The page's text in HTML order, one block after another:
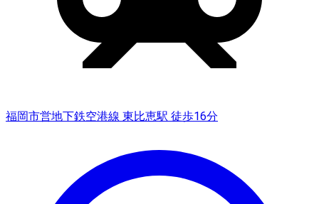
福岡市営地下鉄空港線 東比恵駅 徒歩16分